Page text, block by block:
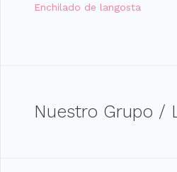
Enchilado de langosta
Nuestro Grupo /